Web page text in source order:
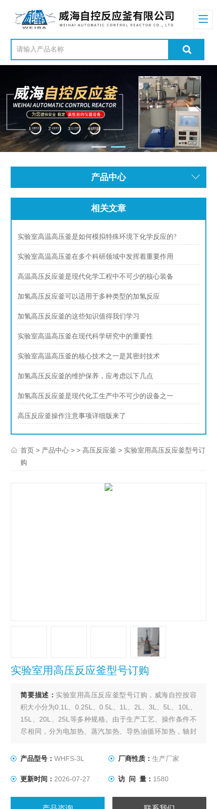
产品中心
相关文章
实验室高温高压釜是如何模拟特殊环境下化学反应的?
实验室高温高压釜在多个科研领域中发挥着重要作用
高温高压反应釜是现代化学工程中不可少的核心装备
加氢高压反应釜可以适用于多种类型的加氢反应
加氢高压反应釜的这些知识值得我们学习
实验室高温高压釜在现代科学研究中的重要性
实验室高温高压釜的核心技术之一是其密封技术
加氢高压反应釜的维护保养，应考虑以下几点
加氢高压反应釜是现代化工生产中不可少的设备之一
高压反应釜操作注意事项详细版来了
首页 > 产品中心 > >高压反应釜 > 实验室用高压反应釜型号订
购
实验室用高压反应釜型号订购
简要描述： 实验室用高压反应釜型号订购，威海自控按容
积大小分为0.1L、0.25L、0.5L、1L、2L、3L、5L、10L、
15L、20L、25L等多种规格。由于生产工艺、操作条件不
尽相同，分为电加热、蒸汽加热、导热油循环加热，轴封
式、自吸式、框式。其他要求可根据用户要求设计、制
产品型号：WHFS-3L 厂商性质： 生产厂家
更新时间： 2026-07-27 访 问 量： 1580